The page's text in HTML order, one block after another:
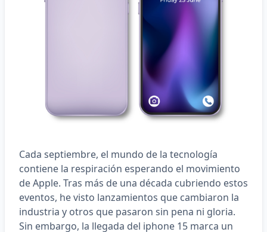
Cada septiembre, el mundo de la tecnología
contiene la respiración esperando el movimiento
de Apple. Tras más de una década cubriendo estos
eventos, he visto lanzamientos que cambiaron la
industria y otros que pasaron sin pena ni gloria.
Sin embargo, la llegada del iphone 15 marca un